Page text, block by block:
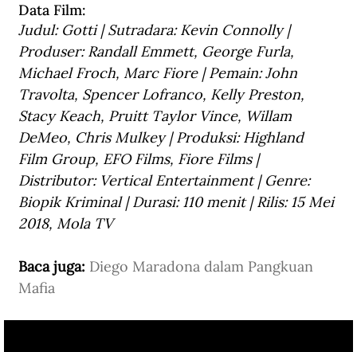
Data Film:
Judul: Gotti | Sutradara: Kevin Connolly |
Produser: Randall Emmett, George Furla,
Michael Froch, Marc Fiore | Pemain: John
Travolta, Spencer Lofranco, Kelly Preston,
Stacy Keach, Pruitt Taylor Vince, Willam
DeMeo, Chris Mulkey | Produksi: Highland
Film Group, EFO Films, Fiore Films |
Distributor: Vertical Entertainment | Genre:
Biopik Kriminal | Durasi: 110 menit | Rilis: 15 Mei
2018, Mola TV
Baca juga: Diego Maradona dalam Pangkuan
Mafia